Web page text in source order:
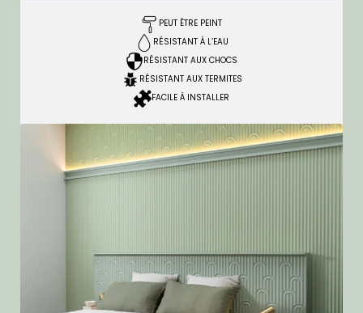
PEUT ÊTRE PEINT
RÉSISTANT À L’EAU
RÉSISTANT AUX CHOCS
RÉSISTANT AUX TERMITES
FACILE À INSTALLER